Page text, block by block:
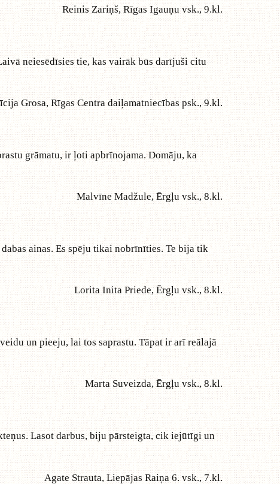
Reinis Zariņš, Rīgas Igauņu vsk., 9.kl.
neiesēdīsies tie, kas vairāk būs darījuši citu
Grosa, Rīgas Centra daiļamatniecības psk., 9.kl.
grāmatu, ir ļoti apbrīnojama. Domāju, ka
Malvīne Madžule, Ērgļu vsk., 8.kl.
ainas. Es spēju tikai nobrīnīties. Te bija tik
Lorita Inita Priede, Ērgļu vsk., 8.kl.
un pieeju, lai tos saprastu. Tāpat ir arī reālajā
Marta Suveizda, Ērgļu vsk., 8.kl.
Lasot darbus, biju pārsteigta, cik iejūtīgi un
Agate Strauta, Liepājas Raiņa 6. vsk., 7.kl.